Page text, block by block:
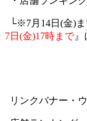
└※7月14日(金)ま
7日(金)17時まで』
リンクバナー・